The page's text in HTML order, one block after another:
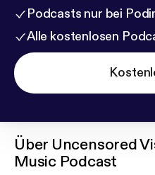
Podcasts nur bei
Alle kostenlosen
Über Uncensored
Music Podcast